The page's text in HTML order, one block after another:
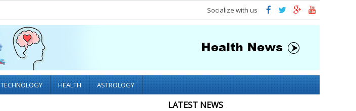
Socialize with us
TECHNOLOGY HEALTH ASTROLOGY
LATEST NEWS